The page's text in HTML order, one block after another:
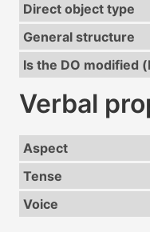
Direct object type
General structure
Is the DO modified
Verbal
Aspect
Tense
Voice